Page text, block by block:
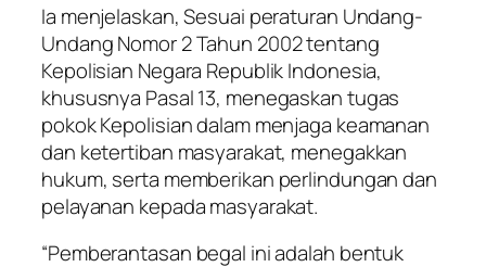
Ia menjelaskan, Sesuai peraturan Undang-
Undang Nomor 2 Tahun 2002 tentang
Kepolisian Negara Republik Indonesia,
khususnya Pasal 13, menegaskan tugas
pokok Kepolisian dalam menjaga keamanan
dan ketertiban masyarakat, menegakkan
hukum, serta memberikan perlindungan dan
pelayanan kepada masyarakat.
“Pemberantasan begal ini adalah bentuk